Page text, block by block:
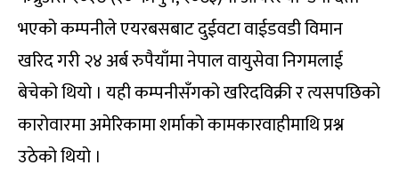
भएको कम्पनीले एयरबसबाट दुईवटा वाईडवडी विमान
खरिद गरी २४ अर्ब रुपैयाँमा नेपाल वायुसेवा निगमलाई
बेचेको थियो । यही कम्पनीसँगको खरिदविक्री र त्यसपछिको
कारोवारमा अमेरिकामा शर्माको कामकारवाहीमाथि प्रश्न
उठेको थियो ।